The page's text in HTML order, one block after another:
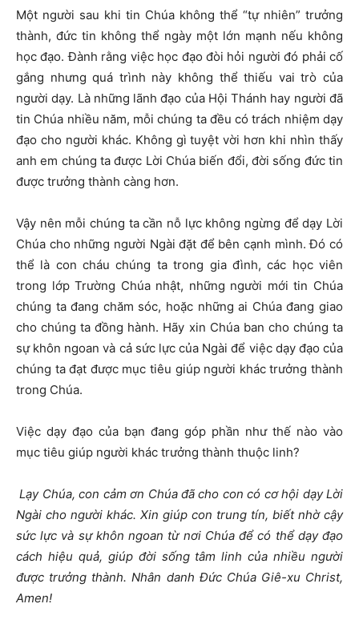
Một người sau khi tin Chúa không thể “tự nhiên” trưởng
thành, đức tin không thể ngày một lớn mạnh nếu không
học đạo. Đành rằng việc học đạo đòi hỏi người đó phải cố
gắng nhưng quá trình này không thể thiếu vai trò của
người dạy. Là những lãnh đạo của Hội Thánh hay người đã
tin Chúa nhiều năm, mỗi chúng ta đều có trách nhiệm dạy
đạo cho người khác. Không gì tuyệt vời hơn khi nhìn thấy
anh em chúng ta được Lời Chúa biến đổi, đời sống đức tin
được trưởng thành càng hơn.
Vậy nên mỗi chúng ta cần nỗ lực không ngừng để dạy Lời
Chúa cho những người Ngài đặt để bên cạnh mình. Đó có
thể là con cháu chúng ta trong gia đình, các học viên
trong lớp Trường Chúa nhật, những người mới tin Chúa
chúng ta đang chăm sóc, hoặc những ai Chúa đang giao
cho chúng ta đồng hành. Hãy xin Chúa ban cho chúng ta
sự khôn ngoan và cả sức lực của Ngài để việc dạy đạo của
chúng ta đạt được mục tiêu giúp người khác trưởng thành
trong Chúa.
Việc dạy đạo của bạn đang góp phần như thế nào vào
mục tiêu giúp người khác trưởng thành thuộc linh?
Lạy Chúa, con cảm ơn Chúa đã cho con có cơ hội dạy Lời
Ngài cho người khác. Xin giúp con trung tín, biết nhờ cậy
sức lực và sự khôn ngoan từ nơi Chúa để có thể dạy đạo
cách hiệu quả, giúp đời sống tâm linh của nhiều người
được trưởng thành. Nhân danh Đức Chúa Giê-xu Christ,
Amen!